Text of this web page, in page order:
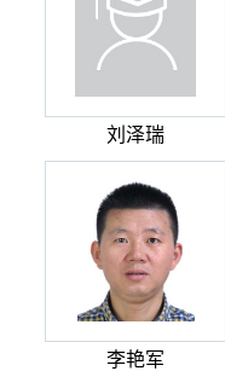
刘泽瑞
李艳军